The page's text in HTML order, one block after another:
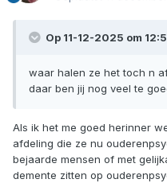
Op 11-12-2025 om
waar halen ze het toch n
daar ben jij nog veel te
Als ik het me goed herinner
afdeling die ze nu
bejaarde mensen of met
demente zitten op